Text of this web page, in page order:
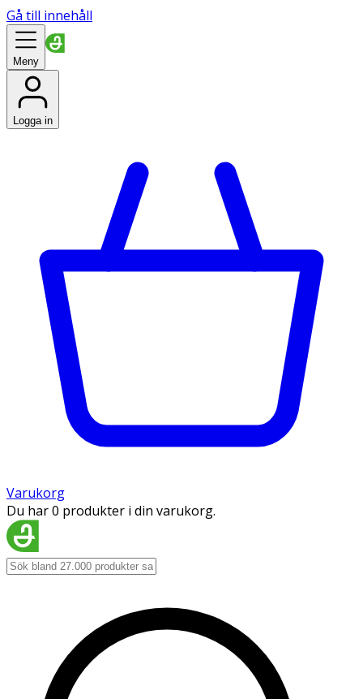
Gå till innehåll
Meny
Logga in
Varukorg
Du har 0 produkter i din varukorg.